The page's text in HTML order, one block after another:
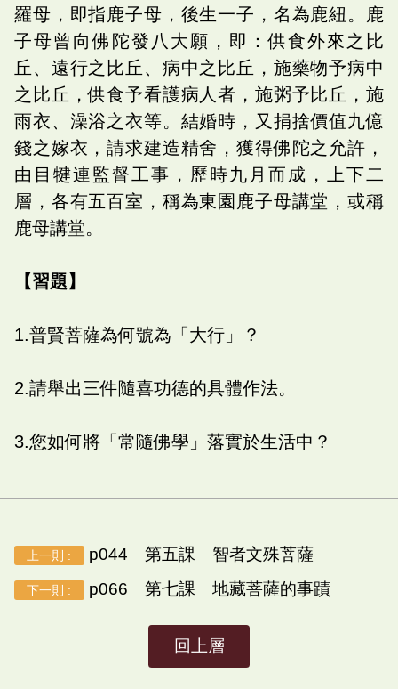
羅母，即指鹿子母，後生一子，名為鹿紐。鹿
子母曾向佛陀發八大願，即：供食外來之比
丘、遠行之比丘、病中之比丘，施藥物予病中
之比丘，供食予看護病人者，施粥予比丘，施
雨衣、澡浴之衣等。結婚時，又捐捨價值九億
錢之嫁衣，請求建造精舍，獲得佛陀之允許，
由目犍連監督工事，歷時九月而成，上下二
層，各有五百室，稱為東園鹿子母講堂，或稱
鹿母講堂。
【習題】
1.普賢菩薩為何號為「大行」？
2.請舉出三件隨喜功德的具體作法。
3.您如何將「常隨佛學」落實於生活中？
上一則 : p044 第五課 智者文殊菩薩
下一則 : p066 第七課 地藏菩薩的事蹟
回上層